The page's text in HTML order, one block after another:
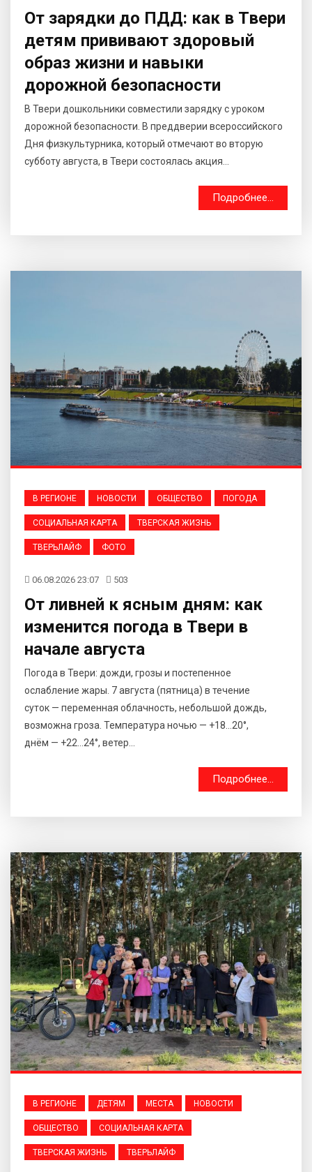
От зарядки до ПДД: как в Твери
детям прививают здоровый
образ жизни и навыки
дорожной безопасности
В Твери дошкольники совместили зарядку с уроком
дорожной безопасности. В преддверии всероссийского
Дня физкультурника, который отмечают во вторую
субботу августа, в Твери состоялась акция...
Подробнее...
В РЕГИОНЕ НОВОСТИ ОБЩЕСТВО ПОГОДА
СОЦИАЛЬНАЯ КАРТА ТВЕРСКАЯ ЖИЗНЬ
ТВЕРЬЛАЙФ ФОТО
06.08.2026 23:07 503
От ливней к ясным дням: как
изменится погода в Твери в
начале августа
Погода в Твери: дожди, грозы и постепенное
ослабление жары. 7 августа (пятница) в течение
суток — переменная облачность, небольшой дождь,
возможна гроза. Температура ночью — +18…20°,
днём — +22…24°, ветер...
Подробнее...
В РЕГИОНЕ ДЕТЯМ МЕСТА НОВОСТИ
ОБЩЕСТВО СОЦИАЛЬНАЯ КАРТА
ТВЕРСКАЯ ЖИЗНЬ ТВЕРЬЛАЙФ